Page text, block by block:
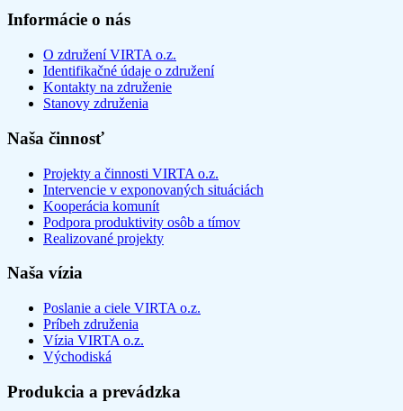
Informácie o nás
O združení VIRTA o.z.
Identifikačné údaje o združení
Kontakty na združenie
Stanovy združenia
Naša činnosť
Projekty a činnosti VIRTA o.z.
Intervencie v exponovaných situáciách
Kooperácia komunít
Podpora produktivity osôb a tímov
Realizované projekty
Naša vízia
Poslanie a ciele VIRTA o.z.
Príbeh združenia
Vízia VIRTA o.z.
Východiská
Produkcia a prevádzka